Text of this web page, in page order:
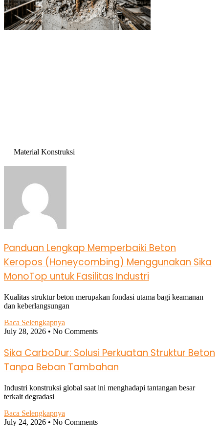
Material Konstruksi
Panduan Lengkap Memperbaiki Beton
Keropos (Honeycombing) Menggunakan Sika
MonoTop untuk Fasilitas Industri
Kualitas struktur beton merupakan fondasi utama bagi keamanan
dan keberlangsungan
Baca Selengkapnya
July 28, 2026
No Comments
Sika CarboDur: Solusi Perkuatan Struktur Beton
Tanpa Beban Tambahan
Industri konstruksi global saat ini menghadapi tantangan besar
terkait degradasi
Baca Selengkapnya
July 24, 2026
No Comments